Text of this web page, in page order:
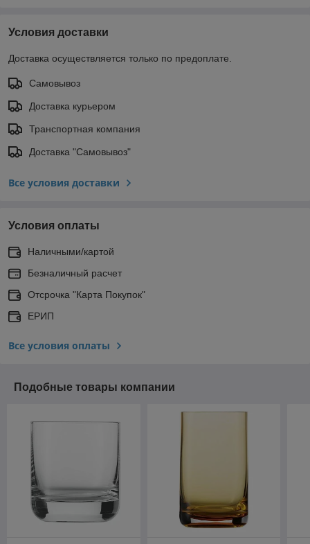
Условия доставки
Доставка осуществляется только по предоплате.
Самовывоз
Доставка курьером
Транспортная компания
Доставка "Самовывоз"
Все условия доставки
Условия оплаты
Наличными/картой
Безналичный расчет
Отсрочка "Карта Покупок"
ЕРИП
Все условия оплаты
Подобные товары компании